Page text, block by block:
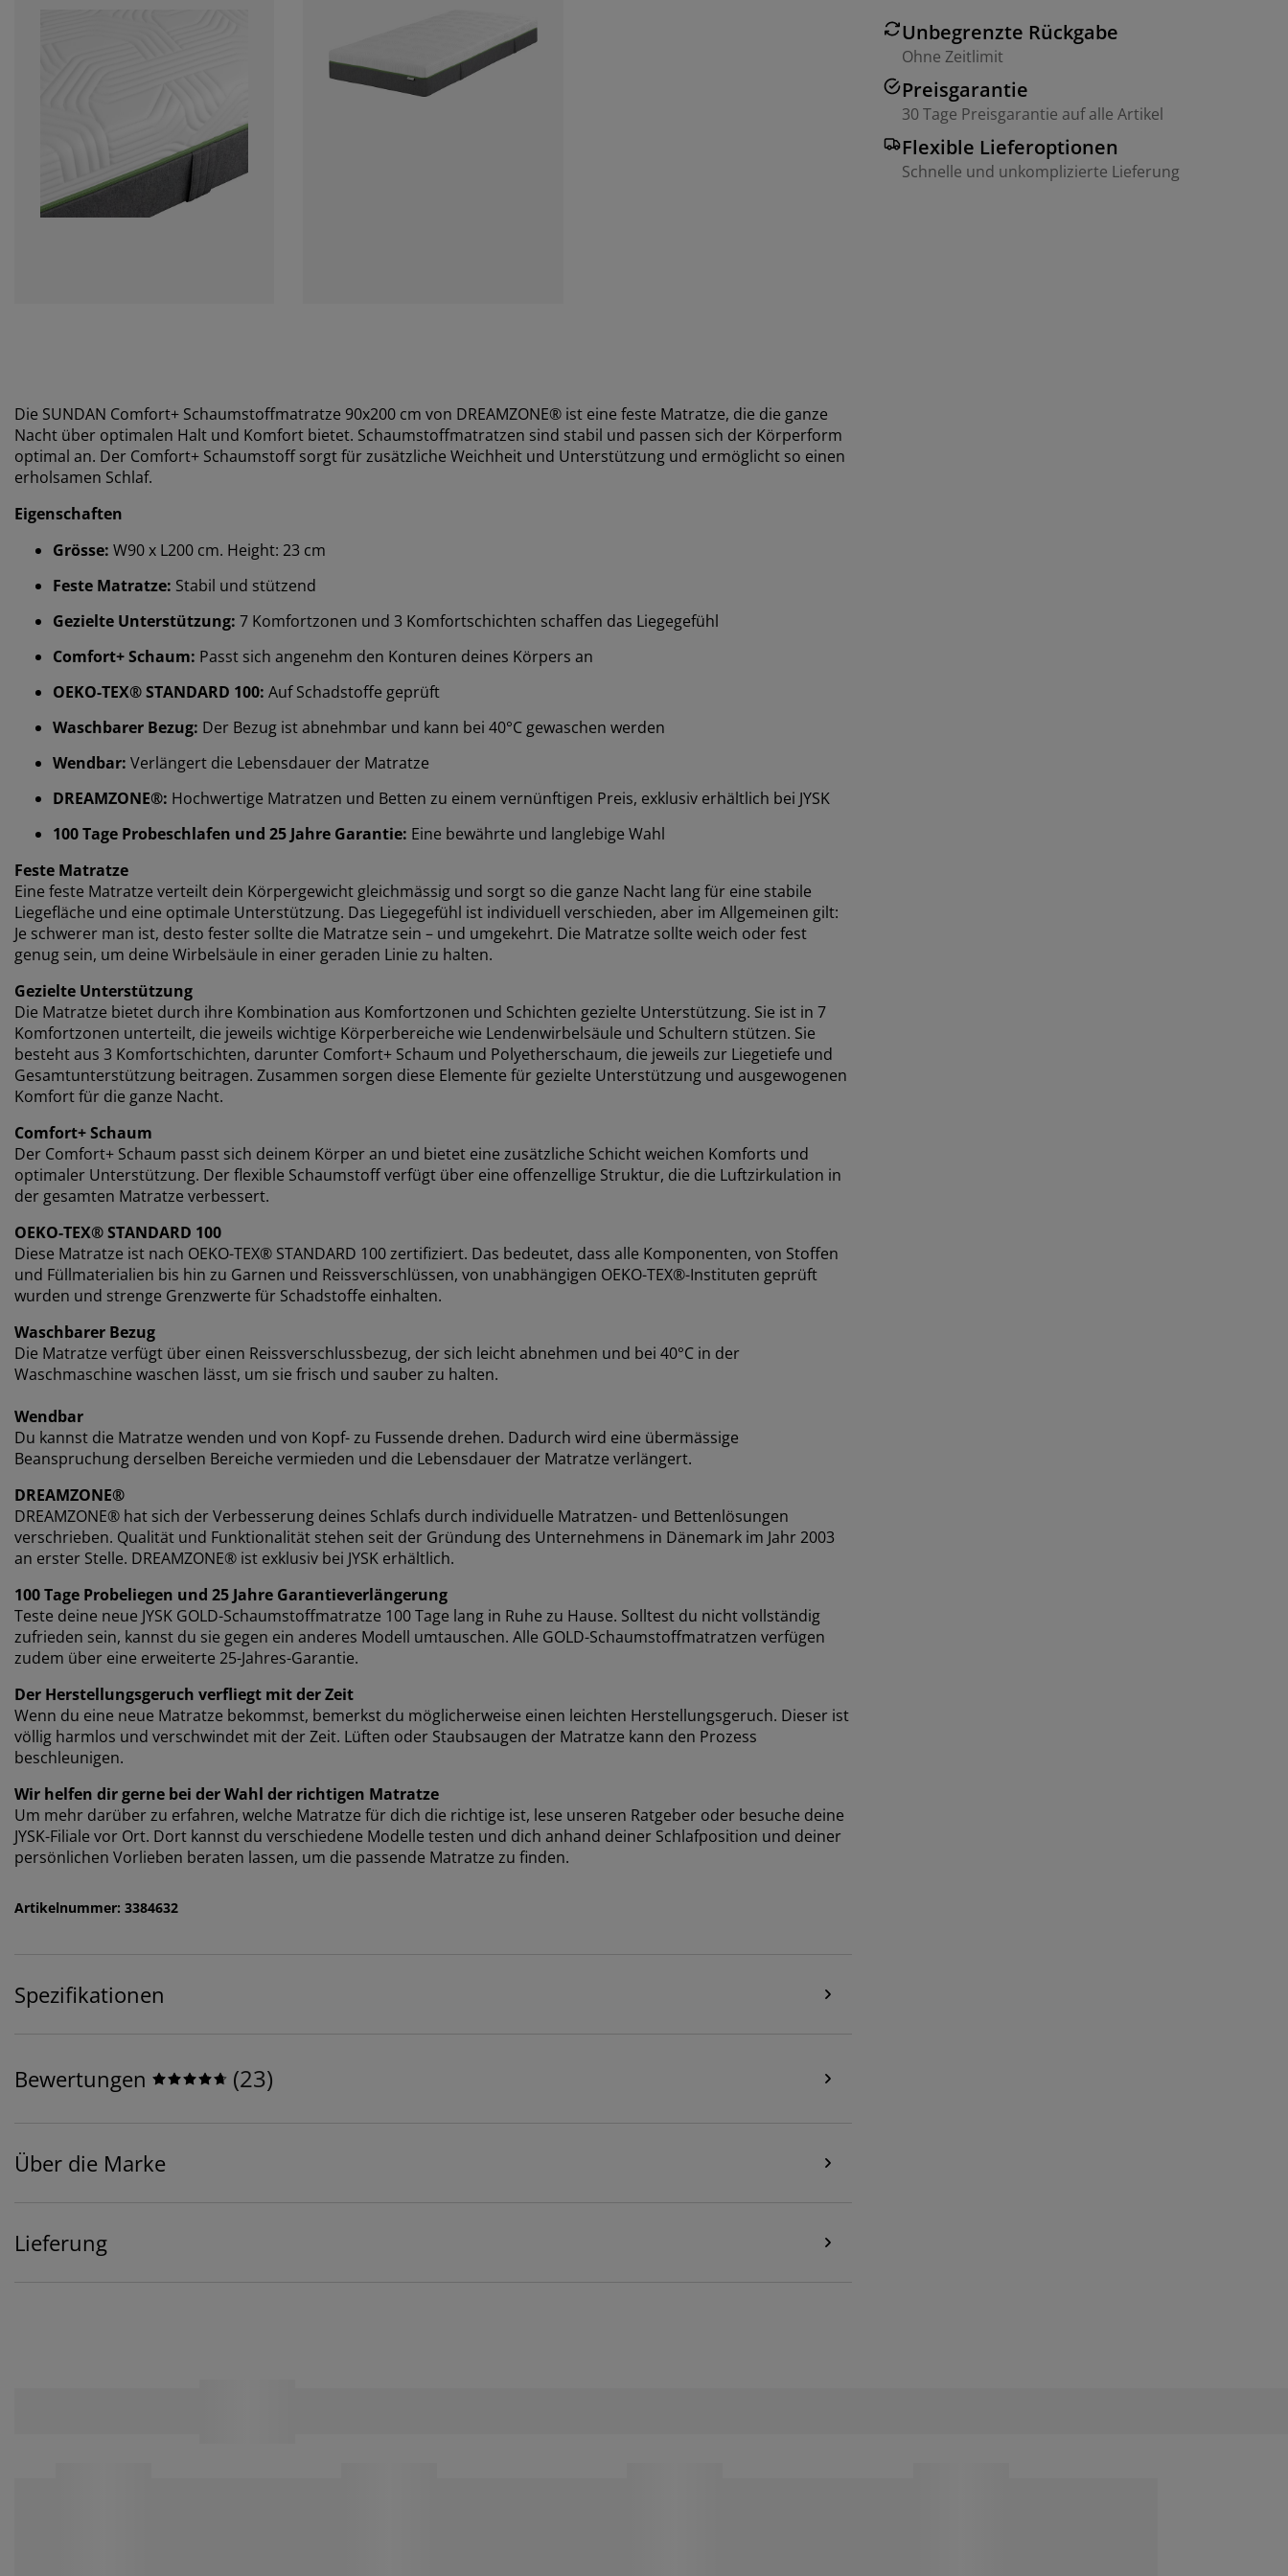
Unbegrenzte Rückgabe
Ohne Zeitlimit
Preisgarantie
30 Tage Preisgarantie auf alle Artikel
Flexible Lieferoptionen
Schnelle und unkomplizierte Lieferung
Die SUNDAN Comfort+ Schaumstoffmatratze 90x200 cm von DREAMZONE® ist eine feste Matratze, die die ganze
Nacht über optimalen Halt und Komfort bietet. Schaumstoffmatratzen sind stabil und passen sich der Körperform
optimal an. Der Comfort+ Schaumstoff sorgt für zusätzliche Weichheit und Unterstützung und ermöglicht so einen
erholsamen Schlaf.
Eigenschaften
Grösse: W90 x L200 cm. Height: 23 cm
Feste Matratze: Stabil und stützend
Gezielte Unterstützung: 7 Komfortzonen und 3 Komfortschichten schaffen das Liegegefühl
Comfort+ Schaum: Passt sich angenehm den Konturen deines Körpers an
OEKO-TEX® STANDARD 100: Auf Schadstoffe geprüft
Waschbarer Bezug: Der Bezug ist abnehmbar und kann bei 40°C gewaschen werden
Wendbar: Verlängert die Lebensdauer der Matratze
DREAMZONE®: Hochwertige Matratzen und Betten zu einem vernünftigen Preis, exklusiv erhältlich bei JYSK
100 Tage Probeschlafen und 25 Jahre Garantie: Eine bewährte und langlebige Wahl
Feste Matratze
Eine feste Matratze verteilt dein Körpergewicht gleichmässig und sorgt so die ganze Nacht lang für eine stabile
Liegefläche und eine optimale Unterstützung. Das Liegegefühl ist individuell verschieden, aber im Allgemeinen gilt:
Je schwerer man ist, desto fester sollte die Matratze sein – und umgekehrt. Die Matratze sollte weich oder fest
genug sein, um deine Wirbelsäule in einer geraden Linie zu halten.
Gezielte Unterstützung
Die Matratze bietet durch ihre Kombination aus Komfortzonen und Schichten gezielte Unterstützung. Sie ist in 7
Komfortzonen unterteilt, die jeweils wichtige Körperbereiche wie Lendenwirbelsäule und Schultern stützen. Sie
besteht aus 3 Komfortschichten, darunter Comfort+ Schaum und Polyetherschaum, die jeweils zur Liegetiefe und
Gesamtunterstützung beitragen. Zusammen sorgen diese Elemente für gezielte Unterstützung und ausgewogenen
Komfort für die ganze Nacht.
Comfort+ Schaum
Der Comfort+ Schaum passt sich deinem Körper an und bietet eine zusätzliche Schicht weichen Komforts und
optimaler Unterstützung. Der flexible Schaumstoff verfügt über eine offenzellige Struktur, die die Luftzirkulation in
der gesamten Matratze verbessert.
OEKO-TEX® STANDARD 100
Diese Matratze ist nach OEKO-TEX® STANDARD 100 zertifiziert. Das bedeutet, dass alle Komponenten, von Stoffen
und Füllmaterialien bis hin zu Garnen und Reissverschlüssen, von unabhängigen OEKO-TEX®-Instituten geprüft
wurden und strenge Grenzwerte für Schadstoffe einhalten.
Waschbarer Bezug
Die Matratze verfügt über einen Reissverschlussbezug, der sich leicht abnehmen und bei 40°C in der
Waschmaschine waschen lässt, um sie frisch und sauber zu halten.
Wendbar
Du kannst die Matratze wenden und von Kopf- zu Fussende drehen. Dadurch wird eine übermässige
Beanspruchung derselben Bereiche vermieden und die Lebensdauer der Matratze verlängert.
DREAMZONE®
DREAMZONE® hat sich der Verbesserung deines Schlafs durch individuelle Matratzen- und Bettenlösungen
verschrieben. Qualität und Funktionalität stehen seit der Gründung des Unternehmens in Dänemark im Jahr 2003
an erster Stelle. DREAMZONE® ist exklusiv bei JYSK erhältlich.
100 Tage Probeliegen und 25 Jahre Garantieverlängerung
Teste deine neue JYSK GOLD-Schaumstoffmatratze 100 Tage lang in Ruhe zu Hause. Solltest du nicht vollständig
zufrieden sein, kannst du sie gegen ein anderes Modell umtauschen. Alle GOLD-Schaumstoffmatratzen verfügen
zudem über eine erweiterte 25-Jahres-Garantie.
Der Herstellungsgeruch verfliegt mit der Zeit
Wenn du eine neue Matratze bekommst, bemerkst du möglicherweise einen leichten Herstellungsgeruch. Dieser ist
völlig harmlos und verschwindet mit der Zeit. Lüften oder Staubsaugen der Matratze kann den Prozess
beschleunigen.
Wir helfen dir gerne bei der Wahl der richtigen Matratze
Um mehr darüber zu erfahren, welche Matratze für dich die richtige ist, lese unseren Ratgeber oder besuche deine
JYSK-Filiale vor Ort. Dort kannst du verschiedene Modelle testen und dich anhand deiner Schlafposition und deiner
persönlichen Vorlieben beraten lassen, um die passende Matratze zu finden.
Artikelnummer: 3384632
Spezifikationen
Bewertungen (23)
Über die Marke
Lieferung